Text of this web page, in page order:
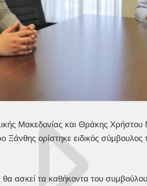
Μακεδονίας και Θράκης Χρήστου
ορίστηκε ειδικός σύμβουλος
ασκεί τα καθήκοντα του